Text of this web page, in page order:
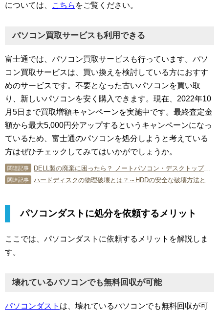
については、
こちら をご覧ください。
パソコン買取サービスも利用できる
富士通では、パソコン買取サービスも行っています。パソ
コン買取サービスは、買い換えを検討している方におすす
めのサービスです。不要となった古いパソコンを買い取
り、新しいパソコンを安く購入できます。現在、2022年10
月5日まで買取増額キャンペーンを実施中です。最終査定金
額から最大5,000円分アップするというキャンペーンになっ
ているため、富士通のパソコンを処分しようと考えている
方はぜひチェックしてみてはいかがでしょうか。
関連記事 DELL製の廃棄に困ったら？ ノートパソコン・デスクトップの処分方法
関連記事 ハードディスクの物理破壊とは？～HDDの安全な破壊方法と注意点～
パソコンダストに処分を依頼するメリット
ここでは、パソコンダストに依頼するメリットを解説しま
す。
壊れているパソコンでも無料回収が可能
パソコンダスト は、壊れているパソコンでも無料回収が可